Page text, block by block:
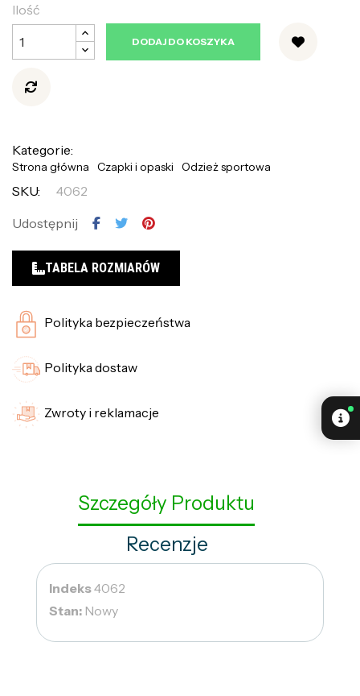
Ilość
DODAJ DO KOSZYKA
Kategorie:
Strona główna Czapki i opaski Odzież sportowa
SKU:
4062
Udostępnij
TABELA ROZMIARÓW
Polityka bezpieczeństwa
Polityka dostaw
Zwroty i reklamacje
Szczegóły Produktu
Recenzje
Indeks4062
Stan: Nowy